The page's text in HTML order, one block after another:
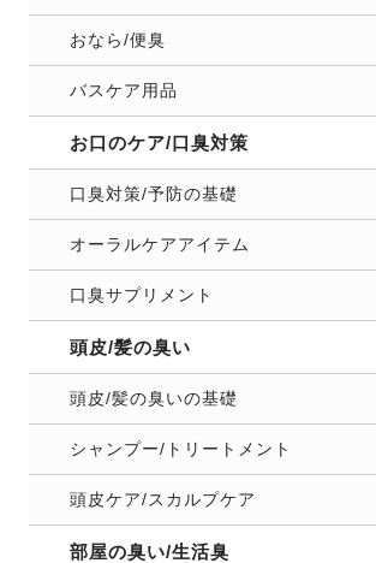
おなら/便臭
バスケア用品
お口のケア/口臭対策
口臭対策/予防の基礎
オーラルケアアイテム
口臭サプリメント
頭皮/髪の臭い
頭皮/髪の臭いの基礎
シャンプー/トリートメント
頭皮ケア/スカルプケア
部屋の臭い/生活臭